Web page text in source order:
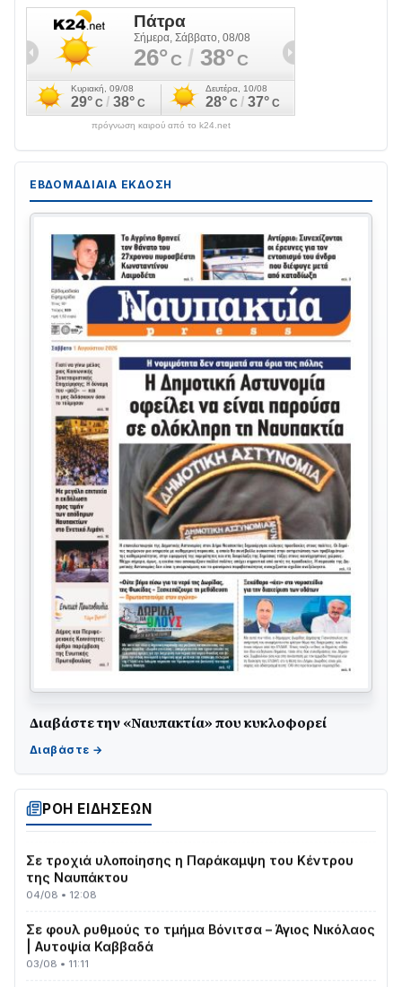
πρόγνωση καιρού από το k24.net
Διαβάστε την «Ναυπακτία» που κυκλοφορεί
ΡΟΗ ΕΙΔΗΣΕΩΝ
05/08 • 08:41
Στο σκοτάδι μεγάλο μέρος στο Λυγιά Ναυπάκτου
04/08 • 19:47
της Ναυπάκτου
04/08 • 12:08
| Αυτοψία Καββαδά
03/08 • 11:11